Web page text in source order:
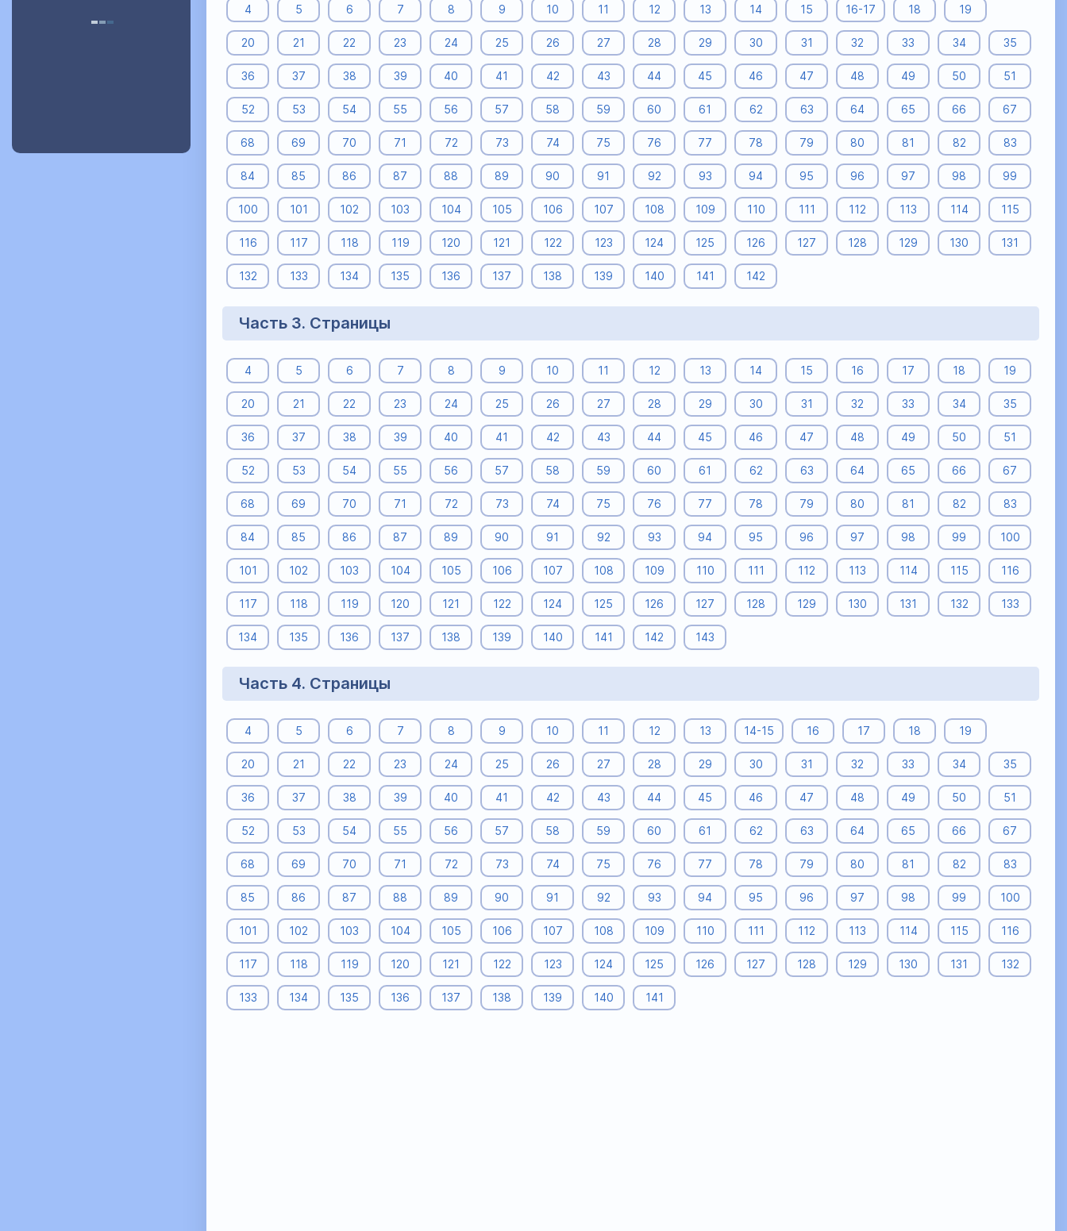
4 5 6 7 8 9 10 11 12 13 14 15 16-17 18 19
20 21 22 23 24 25 26 27 28 29 30 31 32 33 34 35
36 37 38 39 40 41 42 43 44 45 46 47 48 49 50 51
52 53 54 55 56 57 58 59 60 61 62 63 64 65 66 67
68 69 70 71 72 73 74 75 76 77 78 79 80 81 82 83
84 85 86 87 88 89 90 91 92 93 94 95 96 97 98 99
100 101 102 103 104 105 106 107 108 109 110 111 112 113 114 115
116 117 118 119 120 121 122 123 124 125 126 127 128 129 130 131
132 133 134 135 136 137 138 139 140 141 142
Часть 3. Страницы
4 5 6 7 8 9 10 11 12 13 14 15 16 17 18 19
20 21 22 23 24 25 26 27 28 29 30 31 32 33 34 35
36 37 38 39 40 41 42 43 44 45 46 47 48 49 50 51
52 53 54 55 56 57 58 59 60 61 62 63 64 65 66 67
68 69 70 71 72 73 74 75 76 77 78 79 80 81 82 83
84 85 86 87 89 90 91 92 93 94 95 96 97 98 99 100
101 102 103 104 105 106 107 108 109 110 111 112 113 114 115 116
117 118 119 120 121 122 124 125 126 127 128 129 130 131 132 133
134 135 136 137 138 139 140 141 142 143
Часть 4. Страницы
4 5 6 7 8 9 10 11 12 13 14-15 16 17 18 19
20 21 22 23 24 25 26 27 28 29 30 31 32 33 34 35
36 37 38 39 40 41 42 43 44 45 46 47 48 49 50 51
52 53 54 55 56 57 58 59 60 61 62 63 64 65 66 67
68 69 70 71 72 73 74 75 76 77 78 79 80 81 82 83
85 86 87 88 89 90 91 92 93 94 95 96 97 98 99 100
101 102 103 104 105 106 107 108 109 110 111 112 113 114 115 116
117 118 119 120 121 122 123 124 125 126 127 128 129 130 131 132
133 134 135 136 137 138 139 140 141